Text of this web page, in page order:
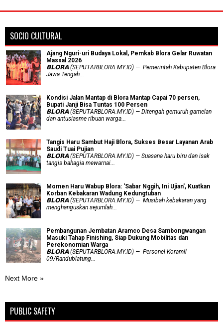
SOCIO CULTURAL
Ajang Nguri-uri Budaya Lokal, Pemkab Blora Gelar Ruwatan
Massal 2026
𝗕𝗟𝗢𝗥𝗔 (SEPUTARBLORA.MY.ID) — Pemerintah Kabupaten Blora
Jawa Tengah...
Kondisi Jalan Mantap di Blora Mantap Capai 70 persen,
Bupati Janji Bisa Tuntas 100 Persen
𝗕𝗟𝗢𝗥𝗔 (SEPUTARBLORA.MY.ID) — Ditengah gemuruh gamelan
dan antusiasme ribuan warga...
Tangis Haru Sambut Haji Blora, Sukses Besar Layanan Arab
Saudi Tuai Pujian
𝗕𝗟𝗢𝗥𝗔 (SEPUTARBLORA.MY.ID) — Suasana haru biru dan isak
tangis bahagia mewarnai...
Momen Haru Wabup Blora: ​'Sabar Nggih, Ini Ujian', Kuatkan
Korban Kebakaran Wadung Kedungtuban
𝗕𝗟𝗢𝗥𝗔 (SEPUTARBLORA.MY.ID) — Musibah kebakaran yang
menghanguskan sejumlah...
Pembangunan Jembatan Aramco Desa Sambongwangan
Masuki Tahap Finishing, Siap Dukung Mobilitas dan
Perekonomian Warga
𝗕𝗟𝗢𝗥𝗔 (SEPUTARBLORA.MY.ID) — Personel Koramil
09/Randublatung...
Next More »
PUBLIC SAFETY